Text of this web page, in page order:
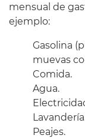
mensual de
ejemplo:
Gasolina
muevas
Comida.
Agua.
Peajes.